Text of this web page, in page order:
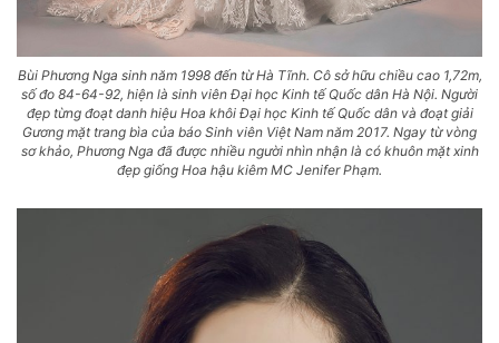
Bùi Phương Nga sinh năm 1998 đến từ Hà Tĩnh. Cô sở hữu chiều cao 1,72m,
số đo 84-64-92, hiện là sinh viên Đại học Kinh tế Quốc dân Hà Nội. Người
đẹp từng đoạt danh hiệu Hoa khôi Đại học Kinh tế Quốc dân và đoạt giải
Gương mặt trang bìa của báo Sinh viên Việt Nam năm 2017. Ngay từ vòng
sơ khảo, Phương Nga đã được nhiều người nhìn nhận là có khuôn mặt xinh
đẹp giống Hoa hậu kiêm MC Jenifer Phạm.